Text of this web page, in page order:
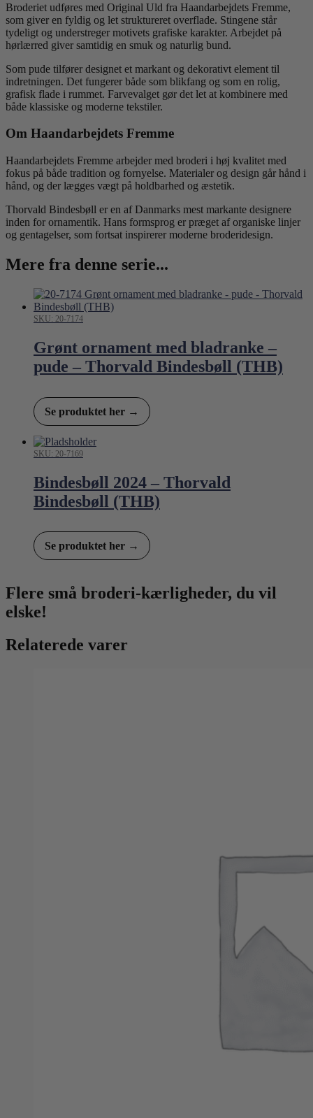
Broderiet udføres med Original Uld fra Haandarbejdets Fremme,
som giver en fyldig og let struktureret overflade. Stingene står
tydeligt og understreger motivets grafiske karakter. Arbejdet på
hørlærred giver samtidig en smuk og naturlig bund.
Som pude tilfører designet et markant og dekorativt element til
indretningen. Det fungerer både som blikfang og som en rolig,
grafisk flade i rummet. Farvevalget gør det let at kombinere med
både klassiske og moderne tekstiler.
Om Haandarbejdets Fremme
Haandarbejdets Fremme arbejder med broderi i høj kvalitet med
fokus på både tradition og fornyelse. Materialer og design går hånd i
hånd, og der lægges vægt på holdbarhed og æstetik.
Thorvald Bindesbøll er en af Danmarks mest markante designere
inden for ornamentik. Hans formsprog er præget af organiske linjer
og gentagelser, som fortsat inspirerer moderne broderidesign.
Mere fra denne serie...
SKU: 20-7174
Grønt ornament med bladranke –
pude – Thorvald Bindesbøll (THB)
Se produktet her →
SKU: 20-7169
Bindesbøll 2024 – Thorvald
Bindesbøll (THB)
Se produktet her →
Flere små broderi-kærligheder, du vil
elske!
Relaterede varer